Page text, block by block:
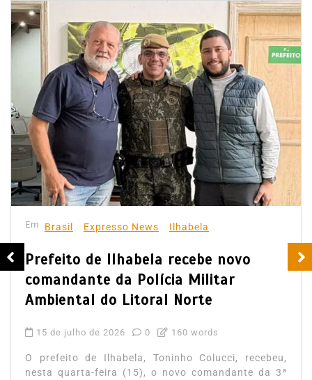
Em Brasil Expresso News Ilhabela
Prefeito de Ilhabela recebe novo
comandante da Polícia Militar
Ambiental do Litoral Norte
15 de julho de 2026 0 160 words
O prefeito de Ilhabela, Toninho Colucci, recebeu,
nesta quarta-feira (15), o novo comandante da 3ª